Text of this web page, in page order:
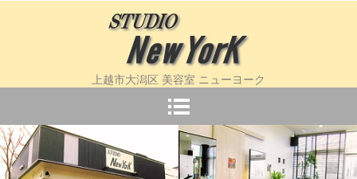
上越市大潟区 美容室 ニューヨーク